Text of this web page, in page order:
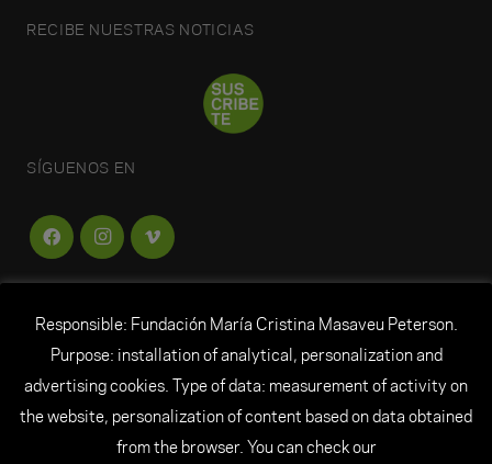
RECIBE NUESTRAS NOTICIAS
SÍGUENOS EN
© Todos los derechos reservados Fundación María
Cristina Masaveu Peterson
Responsible: Fundación María Cristina Masaveu Peterson.
Purpose: installation of analytical, personalization and
advertising cookies. Type of data: measurement of activity on
the website, personalization of content based on data obtained
from the browser. You can check our